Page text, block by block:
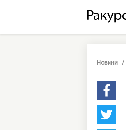
Новини